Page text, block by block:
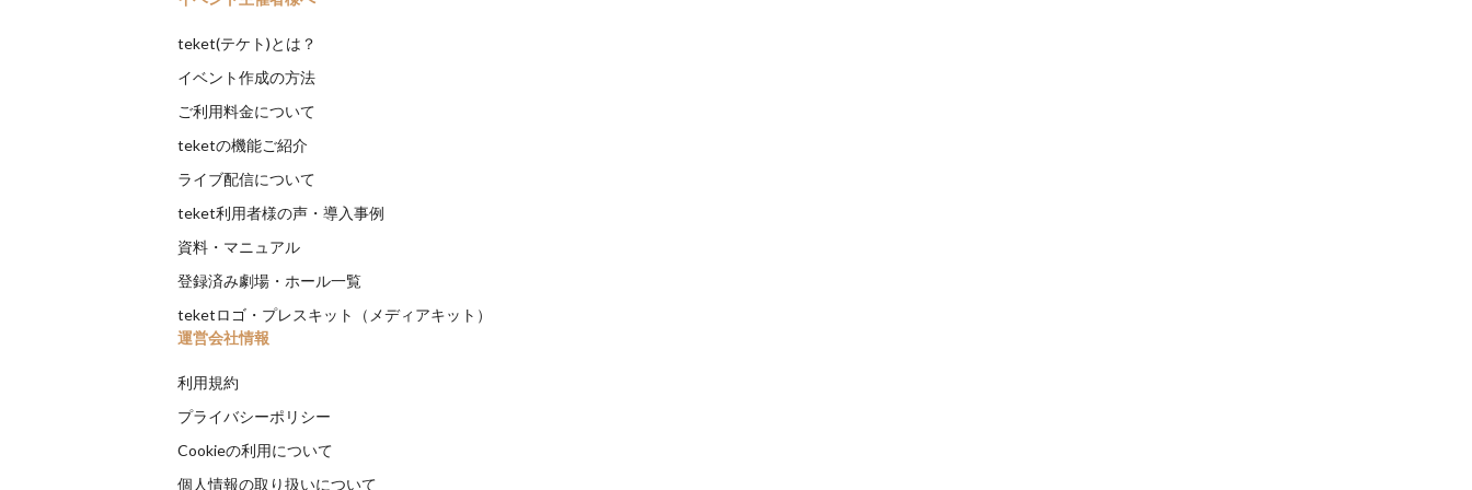
teket(テケト)とは？
イベント作成の方法
ご利用料金について
teketの機能ご紹介
ライブ配信について
teket利用者様の声・導入事例
資料・マニュアル
登録済み劇場・ホール一覧
teketロゴ・プレスキット（メディアキット）
運営会社情報
利用規約
プライバシーポリシー
Cookieの利用について
個人情報の取り扱いについて